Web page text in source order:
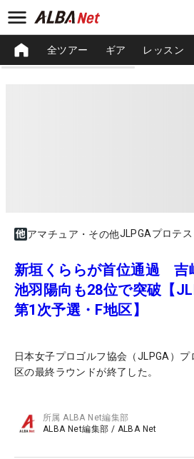
全ツアー ギア レッスン
アマチュア・その他JLPGAプロテス
新垣くららが首位通過 吉
池羽陽向も28位で突破【
第1次予選・F地区】
日本女子プロゴルフ協会（JLPGA）
区の最終ラウンドが終了した。
所属ALBA Net編集部
ALBA Net編集部 / ALBA Net